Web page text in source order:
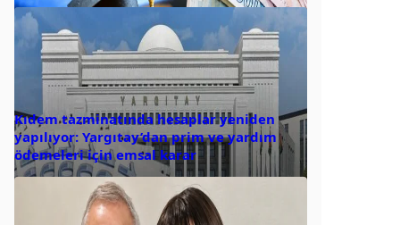
Kıdem tazminatında hesaplar yeniden
yapılıyor: Yargıtay’dan prim ve yardım
ödemeleri için emsal karar